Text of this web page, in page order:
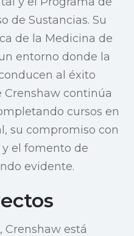
de Sustancias. Su
de la Medicina de
entorno donde la
al éxito
Crenshaw continúa
cursos en
su compromiso con
el fomento de
evidente.
Crenshaw está